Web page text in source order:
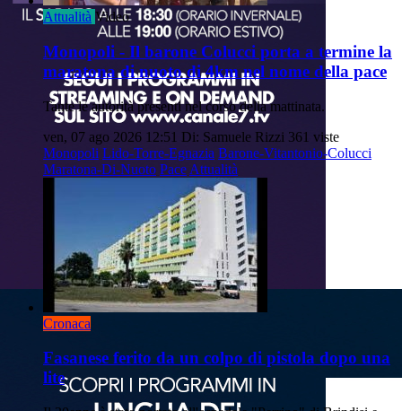
Attualità Video
Monopoli - Il barone Colucci porta a termine la
maratona di nuoto di 4km nel nome della pace
Tante le autorità presenti nel corso della mattinata.
ven, 07 ago 2026 12:51 Di: Samuele Rizzi 361 viste
Monopoli Lido-Torre-Egnazia Barone-Vitantonio-Colucci
Maratona-Di-Nuoto Pace Attualità
Cronaca
Fasanese ferito da un colpo di pistola dopo una
lite